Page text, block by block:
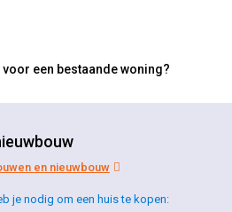
een bestaande woning?
en nieuwbouw